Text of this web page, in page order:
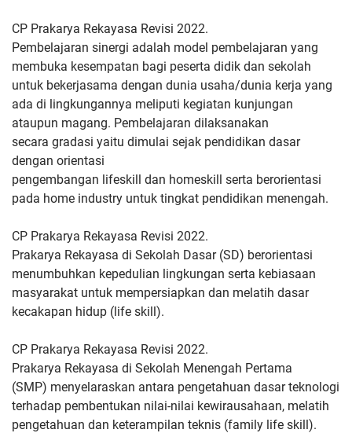
CP Prakarya Rekayasa Revisi 2022.
Pembelajaran sinergi adalah model pembelajaran yang
membuka kesempatan bagi peserta didik dan sekolah
untuk bekerjasama dengan dunia usaha/dunia kerja yang
ada di lingkungannya meliputi kegiatan kunjungan
ataupun magang. Pembelajaran dilaksanakan
secara gradasi yaitu dimulai sejak pendidikan dasar
dengan orientasi
pengembangan lifeskill dan homeskill serta berorientasi
pada home industry untuk tingkat pendidikan menengah.
CP Prakarya Rekayasa Revisi 2022.
Prakarya Rekayasa di Sekolah Dasar (SD) berorientasi
menumbuhkan kepedulian lingkungan serta kebiasaan
masyarakat untuk mempersiapkan dan melatih dasar
kecakapan hidup (life skill).
CP Prakarya Rekayasa Revisi 2022.
Prakarya Rekayasa di Sekolah Menengah Pertama
(SMP) menyelaraskan antara pengetahuan dasar teknologi
terhadap pembentukan nilai-nilai kewirausahaan, melatih
pengetahuan dan keterampilan teknis (family life skill).